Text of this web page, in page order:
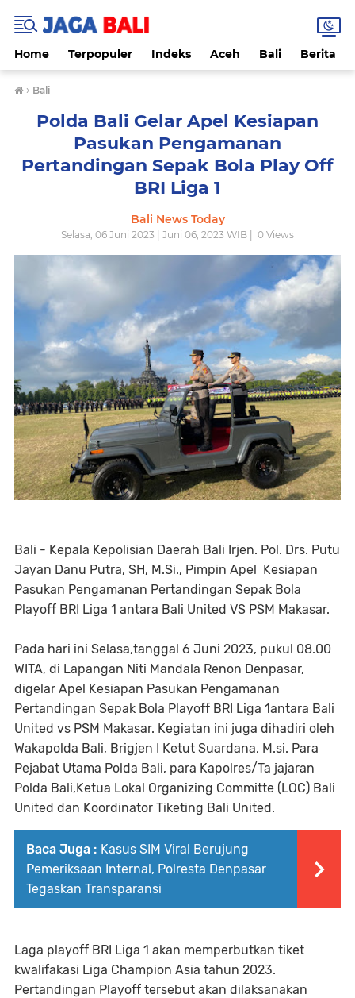
Home Terpopuler Indeks Aceh Bali Berita
› Bali
Polda Bali Gelar Apel Kesiapan
Pasukan Pengamanan
Pertandingan Sepak Bola Play Off
BRI Liga 1
Bali News Today
Selasa, 06 Juni 2023 | Juni 06, 2023 WIB | 0 Views
Bali - Kepala Kepolisian Daerah Bali Irjen. Pol. Drs. Putu
Jayan Danu Putra, SH, M.Si., Pimpin Apel Kesiapan
Pasukan Pengamanan Pertandingan Sepak Bola
Playoff BRI Liga 1 antara Bali United VS PSM Makasar.
Pada hari ini Selasa,tanggal 6 Juni 2023, pukul 08.00
WITA, di Lapangan Niti Mandala Renon Denpasar,
digelar Apel Kesiapan Pasukan Pengamanan
Pertandingan Sepak Bola Playoff BRI Liga 1antara Bali
United vs PSM Makasar. Kegiatan ini juga dihadiri oleh
Wakapolda Bali, Brigjen I Ketut Suardana, M.si. Para
Pejabat Utama Polda Bali, para Kapolres/Ta jajaran
Polda Bali,Ketua Lokal Organizing Committe (LOC) Bali
United dan Koordinator Tiketing Bali United.
Baca Juga : Kasus SIM Viral Berujung
Pemeriksaan Internal, Polresta Denpasar
Tegaskan Transparansi
Laga playoff BRI Liga 1 akan memperbutkan tiket
kwalifakasi Liga Champion Asia tahun 2023.
Pertandingan Playoff tersebut akan dilaksanakan